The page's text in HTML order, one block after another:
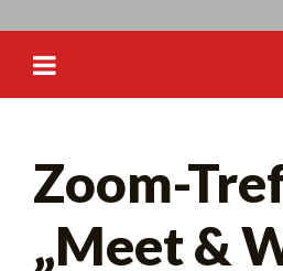
Zoom-
„Meet &